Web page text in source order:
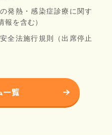
発熱・感染症診療に関す
報を含む）
全法施行規則（出席停止
一覧